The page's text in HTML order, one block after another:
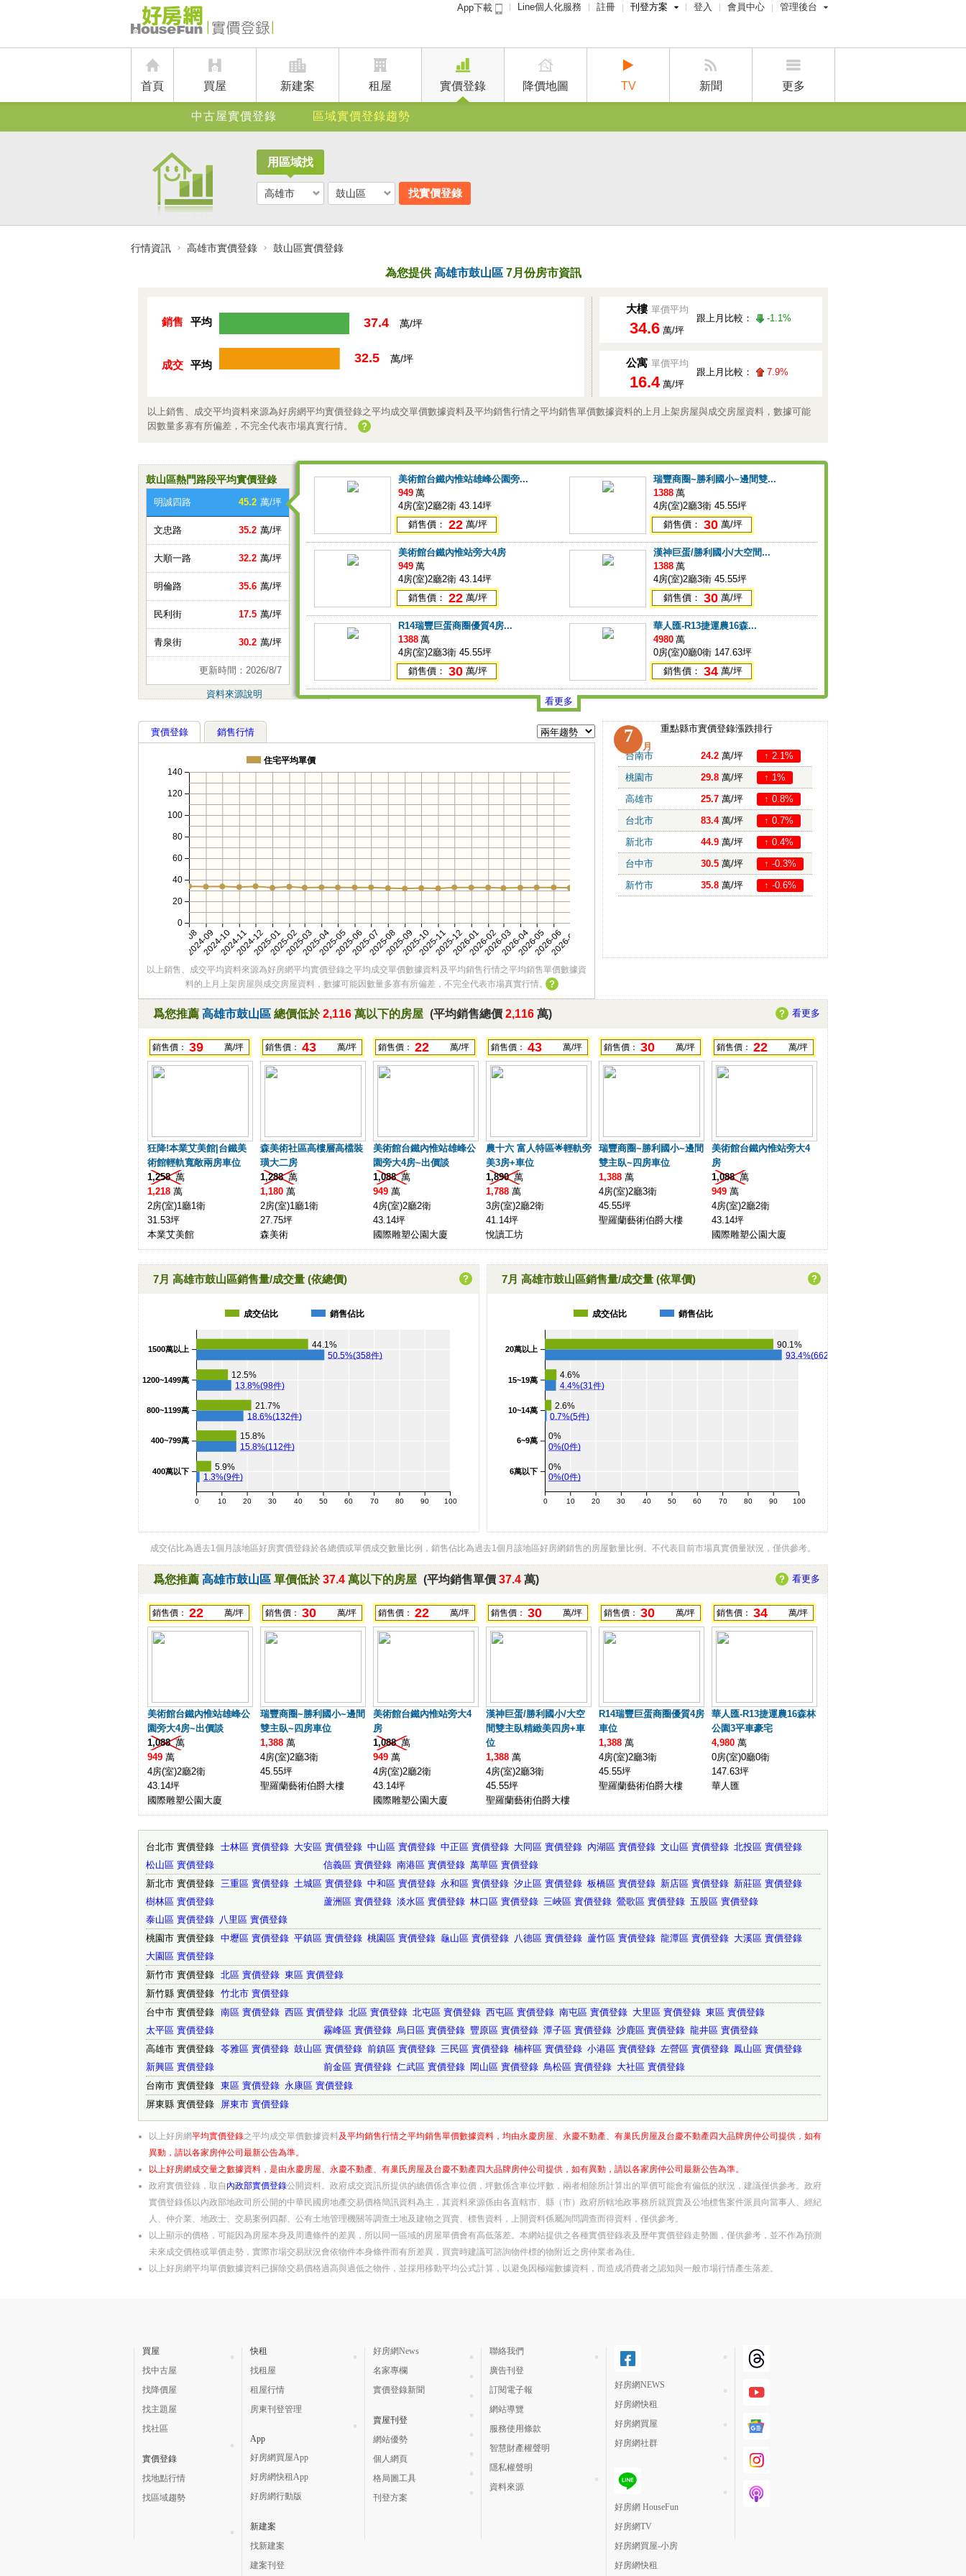
App下載 Line個人化服務 註冊 刊登方案
賣屋刊登
廣告刊登
建案刊登
登入 會員中心 管理後台
屋主管理後台
首頁 買屋 新建案 租屋 實價登錄 降價地圖 TV 新聞 更多
中古屋實價登錄 區域實價登錄趨勢
用區域找
高雄市 鼓山區 找實價登錄
行情資訊 高雄市實價登錄 鼓山區實價登錄
為您提供高雄市鼓山區 7月份房市資訊
銷售 平均
成交 平均
37.4 萬/坪
32.5 萬/坪
大樓 單價平均
34.6 萬/坪
跟上月比較： -1.1%
公寓 單價平均
16.4 萬/坪
跟上月比較： 7.9%
以上銷售、成交平均資料來源為好房網平均實價登錄之平均成交單價數據資料及平均銷售行情之平均銷售單價數據資料的上月上架房屋與成交房屋資料，數據可能
因數量多寡有所偏差，不完全代表市場真實行情。
?
鼓山區熱門路段平均實價登錄
明誠四路 45.2 萬/坪
文忠路 35.2 萬/坪
大順一路 32.2 萬/坪
明倫路 35.6 萬/坪
民利街 17.5 萬/坪
青泉街 30.2 萬/坪
更新時間：2026/8/7
資料來源說明
看更多
美術館台鐵內惟站雄峰公園旁...
949 萬
4房(室)2廳2衛 43.14坪
銷售價： 22 萬/坪
瑞豐商圈~勝利國小~邊間雙...
1388 萬
4房(室)2廳3衛 45.55坪
銷售價： 30 萬/坪
美術館台鐵內惟站旁大4房
949 萬
4房(室)2廳2衛 43.14坪
銷售價： 22 萬/坪
漢神巨蛋/勝利國小/大空間...
1388 萬
4房(室)2廳3衛 45.55坪
銷售價： 30 萬/坪
R14瑞豐巨蛋商圈優質4房...
1388 萬
4房(室)2廳3衛 45.55坪
銷售價： 30 萬/坪
華人匯-R13捷運農16森...
4980 萬
0房(室)0廳0衛 147.63坪
銷售價： 34 萬/坪
實價登錄 銷售行情
2024-08
2024-092024-102024-112024-122025-012025-022025-032025-042025-052025-062025-072025-082025-092025-102025-112025-122026-012026-022026-032026-042026-052026-06
2026-07
0
20
40
60
80
100
120
140
住宅平均單價
以上銷售、成交平均資料來源為好房網平均實價登錄之平均成交單價數據資料及平均銷售行情之平均銷售單價數據資
料的上月上架房屋與成交房屋資料，數據可能因數量多寡有所偏差，不完全代表市場真實行情。 ?
7
月
重點縣市實價登錄漲跌排行
台南市 24.2 萬/坪
↑ 2.1%
桃園市
29.8 萬/坪
↑ 1%
高雄市
25.7 萬/坪
↑ 0.8%
台北市
83.4萬/坪
↑ 0.7%
新北市
44.9 萬/坪
↑ 0.4%
台中市
30.5 萬/坪
↑ -0.3%
新竹市
35.8 萬/坪 ↑ -0.6%
爲您推薦 高雄市鼓山區 總價低於2,116 萬以下的房屋 (平均銷售總價 2,116 萬) 看更多
銷售價： 39 萬/坪
狂降!本業艾美館|台鐵美
術館輕軌寬敞兩房車位
1,258 萬
1,218 萬
2房(室)1廳1衛
31.53坪
本業艾美館
銷售價： 43 萬/坪
森美術社區高樓層高檔裝
璜大二房
1,288 萬
1,180 萬
2房(室)1廳1衛
27.75坪
森美術
銷售價： 22 萬/坪
美術館台鐵內惟站雄峰公
園旁大4房~出價談
1,088 萬
949 萬
4房(室)2廳2衛
43.14坪
國際雕塑公園大廈
銷售價： 43 萬/坪
農十六 富人特區🌟輕軌旁
美3房+車位
1,890 萬
1,788 萬
3房(室)2廳2衛
41.14坪
悅讀工坊
銷售價： 30 萬/坪
瑞豐商圈~勝利國小~邊間
雙主臥~四房車位
1,388 萬
4房(室)2廳3衛
45.55坪
聖羅蘭藝術伯爵大樓
銷售價： 22 萬/坪
美術館台鐵內惟站旁大4
房
1,088 萬
949 萬
4房(室)2廳2衛
43.14坪
國際雕塑公園大廈
?
7月 高雄市鼓山區銷售量/成交量 (依總價) ?
0 10 20 30 40 50 60 70 80 90 100
400萬以下
400~799萬
800~1199萬
1200~1499萬
1500萬以上
5.9%
1.3%(9件)
15.8%
15.8%(112件)
21.7%
18.6%(132件)
12.5%
13.8%(98件)
44.1%
50.5%(358件)
成交佔比 銷售佔比
7月 高雄市鼓山區銷售量/成交量 (依單價) ?
0 10 20 30 40 50 60 70 80 90 100
6萬以下
6~9萬
10~14萬
15~19萬
20萬以上
0%
0%(0件)
0%
0%(0件)
2.6%
0.7%(5件)
4.6%
4.4%(31件)
90.1%
93.4%(662件)
成交佔比 銷售佔比
成交佔比為過去1個月該地區好房實價登錄於各總價或單價成交數量比例，銷售佔比為過去1個月該地區好房網銷售的房屋數量比例。不代表目前市場真實價量狀況，僅供參考。
爲您推薦 高雄市鼓山區 單價低於37.4 萬以下的房屋 (平均銷售單價 37.4 萬) 看更多
銷售價： 22 萬/坪
美術館台鐵內惟站雄峰公
園旁大4房~出價談
1,088 萬
949 萬
4房(室)2廳2衛
43.14坪
國際雕塑公園大廈
銷售價： 30 萬/坪
瑞豐商圈~勝利國小~邊間
雙主臥~四房車位
1,388 萬
4房(室)2廳3衛
45.55坪
聖羅蘭藝術伯爵大樓
銷售價： 22 萬/坪
美術館台鐵內惟站旁大4
房
1,088 萬
949 萬
4房(室)2廳2衛
43.14坪
國際雕塑公園大廈
銷售價： 30 萬/坪
漢神巨蛋/勝利國小/大空
間雙主臥精緻美四房+車
位
1,388 萬
4房(室)2廳3衛
45.55坪
聖羅蘭藝術伯爵大樓
銷售價： 30 萬/坪
R14瑞豐巨蛋商圈優質4房
車位
1,388 萬
4房(室)2廳3衛
45.55坪
聖羅蘭藝術伯爵大樓
銷售價： 34 萬/坪
華人匯-R13捷運農16森林
公園3平車豪宅
4,980 萬
0房(室)0廳0衛
147.63坪
華人匯
?
台北市 實價登錄 士林區 實價登錄 大安區 實價登錄 中山區 實價登錄 中正區 實價登錄 大同區 實價登錄 內湖區 實價登錄 文山區 實價登錄 北投區 實價登錄
松山區 實價登錄
信義區 實價登錄 南港區 實價登錄 萬華區 實價登錄
新北市 實價登錄 三重區 實價登錄 土城區 實價登錄 中和區 實價登錄 永和區 實價登錄 汐止區 實價登錄 板橋區 實價登錄 新店區 實價登錄 新莊區 實價登錄
樹林區 實價登錄
蘆洲區 實價登錄 淡水區 實價登錄 林口區 實價登錄 三峽區 實價登錄 鶯歌區 實價登錄 五股區 實價登錄
泰山區 實價登錄 八里區 實價登錄
桃園市 實價登錄 中壢區 實價登錄 平鎮區 實價登錄 桃園區 實價登錄 龜山區 實價登錄 八德區 實價登錄 蘆竹區 實價登錄 龍潭區 實價登錄 大溪區 實價登錄
大園區 實價登錄
新竹市 實價登錄 北區 實價登錄 東區 實價登錄
新竹縣 實價登錄 竹北市 實價登錄
台中市 實價登錄 南區 實價登錄 西區 實價登錄 北區 實價登錄 北屯區 實價登錄 西屯區 實價登錄 南屯區 實價登錄 大里區 實價登錄 東區 實價登錄
太平區 實價登錄
霧峰區 實價登錄 烏日區 實價登錄 豐原區 實價登錄 潭子區 實價登錄 沙鹿區 實價登錄 龍井區 實價登錄
高雄市 實價登錄 苓雅區 實價登錄 鼓山區 實價登錄 前鎮區 實價登錄 三民區 實價登錄 楠梓區 實價登錄 小港區 實價登錄 左營區 實價登錄 鳳山區 實價登錄
新興區 實價登錄
前金區 實價登錄 仁武區 實價登錄 岡山區 實價登錄 鳥松區 實價登錄 大社區 實價登錄
台南市 實價登錄 東區 實價登錄 永康區 實價登錄
屏東縣 實價登錄
屏東市 實價登錄
以上好房網平均實價登錄之平均成交單價數據資料及平均銷售行情之平均銷售單價數據資料，均由永慶房屋、永慶不動產、有巢氏房屋及台慶不動產四大品牌房仲公司提供，如有
異動，請以各家房仲公司最新公告為準。
以上好房網成交量之數據資料，是由永慶房屋、永慶不動產、有巢氏房屋及台慶不動產四大品牌房仲公司提供，如有異動，請以各家房仲公司最新公告為準。
政府實價登錄，取自 內政部實價登錄公開資料。政府成交資訊所提供的總價係含車位價，坪數係含車位坪數，兩者相除所計算出的單價可能會有偏低的狀況，建議僅供參考。政府
實價登錄係以內政部地政司所公開的中華民國房地產交易價格簡訊資料為主，其資料來源係由各直轄市、縣（市）政府所轄地政事務所就買賣及公地標售案件派員向當事人、經紀
人、仲介業、地政士、交易案例四鄰、公有土地管理機關等調查土地及建物之買賣、標售資料，上開資料係屬詢問調查而得資料，僅供參考。
以上顯示的價格，可能因為房屋本身及周遭條件的差異，所以同一區域的房屋單價會有高低落差。本網站提供之各種實價登錄表及歷年實價登錄走勢圖，僅供參考，並不作為預測
未來成交價格或單價走勢，實際市場交易狀況會依物件本身條件而有所差異，買賣時建議可諮詢物件標的物附近之房仲業者為佳。
以上好房網平均單價數據資料已摒除交易價格過高與過低之物件，並採用移動平均公式計算，以避免因極端數據資料，而造成消費者之認知與一般市場行情產生落差。
買屋
找中古屋
找降價屋
找主題屋
找社區
實價登錄
找地點行情
找區域趨勢
快租
找租屋
租屋行情
房東刊登管理
App
好房網買屋App
好房網快租App
好房網行動版
新建案
找新建案
建案刊登
好房網News
名家專欄
實價登錄新聞
賣屋刊登
網站優勢
個人網頁
格局圖工具
刊登方案
聯絡我們
廣告刊登
訂閱電子報
網站導覽
服務使用條款
智慧財產權聲明
隱私權聲明
資料來源
好房網NEWS
好房網快租
好房網買屋
好房網社群
好房網 HouseFun
好房網TV
好房網買屋-小房
好房網快租